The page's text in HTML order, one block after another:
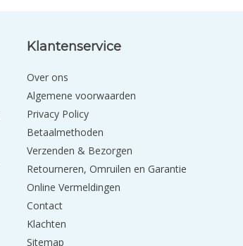
Klantenservice
Over ons
Algemene voorwaarden
Privacy Policy
Betaalmethoden
Verzenden & Bezorgen
Retourneren, Omruilen en Garantie
Online Vermeldingen
Contact
Klachten
Sitemap